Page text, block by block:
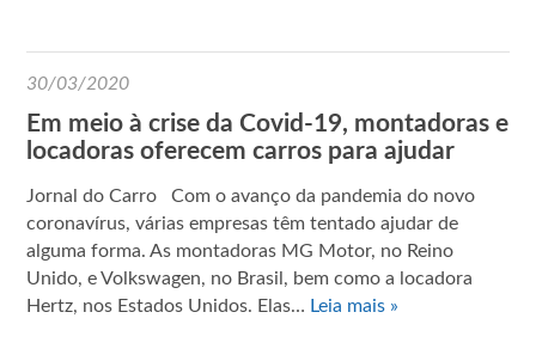
30/03/2020
Em meio à crise da Covid-19, montadoras e
locadoras oferecem carros para ajudar
Jornal do Carro Com o avanço da pandemia do novo
coronavírus, várias empresas têm tentado ajudar de
alguma forma. As montadoras MG Motor, no Reino
Unido, e Volkswagen, no Brasil, bem como a locadora
Hertz, nos Estados Unidos. Elas… Leia mais »